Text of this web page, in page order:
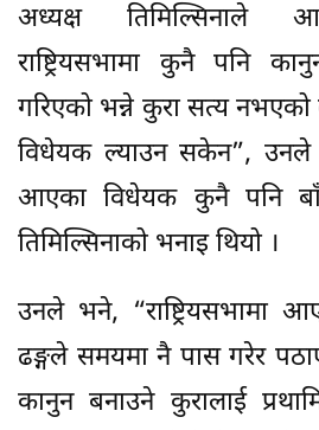
अध्यक्ष तिमिल्सिनाले
राष्ट्रियसभामा कुनै पनि
गरिएको भन्ने कुरा सत्य
विधेयक ल्याउन सकेन”, उनले
आएका विधेयक कुनै पनि
तिमिल्सिनाको भनाइ थियो ।
उनले भने, “राष्ट्रियसभामा
ढङ्गले समयमा नै पास गरेर
कानुन बनाउने कुरालाई